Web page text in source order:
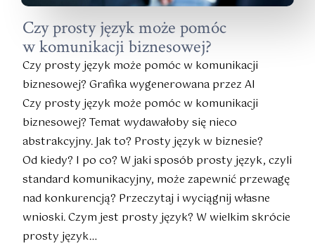
Czy prosty język może pomóc
w komunikacji biznesowej?
Czy prosty język może pomóc w komunikacji
biznesowej? Grafika wygenerowana przez AI
Czy prosty język może pomóc w komunikacji
biznesowej? Temat wydawałoby się nieco
abstrakcyjny. Jak to? Prosty język w biznesie?
Od kiedy? I po co? W jaki sposób prosty język, czyli
standard komunikacyjny, może zapewnić przewagę
nad konkurencją? Przeczytaj i wyciągnij własne
wnioski. Czym jest prosty język? W wielkim skrócie
prosty język…